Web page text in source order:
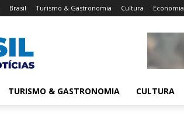
Brasil Turismo & Gastronomia Cultura Economia
TURISMO & GASTRONOMIA CULTURA